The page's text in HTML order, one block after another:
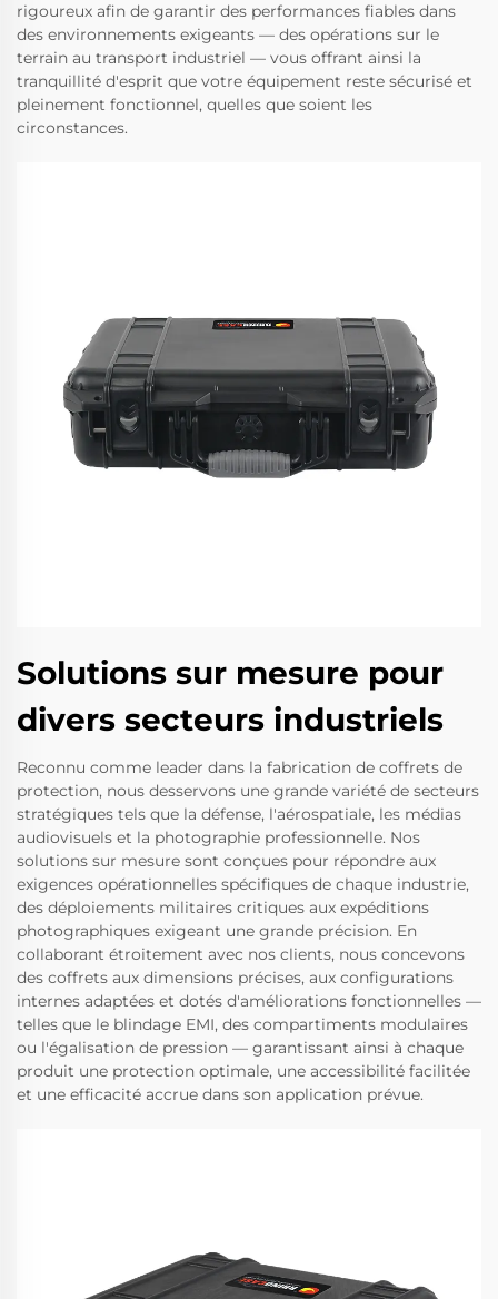
rigoureux afin de garantir des performances fiables dans
des environnements exigeants — des opérations sur le
terrain au transport industriel — vous offrant ainsi la
tranquillité d'esprit que votre équipement reste sécurisé et
pleinement fonctionnel, quelles que soient les
circonstances.
Solutions sur mesure pour
divers secteurs industriels
Reconnu comme leader dans la fabrication de coffrets de
protection, nous desservons une grande variété de secteurs
stratégiques tels que la défense, l'aérospatiale, les médias
audiovisuels et la photographie professionnelle. Nos
solutions sur mesure sont conçues pour répondre aux
exigences opérationnelles spécifiques de chaque industrie,
des déploiements militaires critiques aux expéditions
photographiques exigeant une grande précision. En
collaborant étroitement avec nos clients, nous concevons
des coffrets aux dimensions précises, aux configurations
internes adaptées et dotés d'améliorations fonctionnelles —
telles que le blindage EMI, des compartiments modulaires
ou l'égalisation de pression — garantissant ainsi à chaque
produit une protection optimale, une accessibilité facilitée
et une efficacité accrue dans son application prévue.